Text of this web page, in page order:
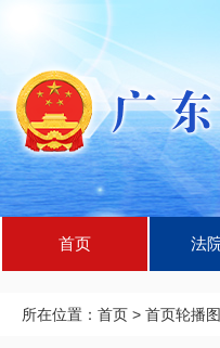
首页 法
所在位置： 首页 > 首页轮播图